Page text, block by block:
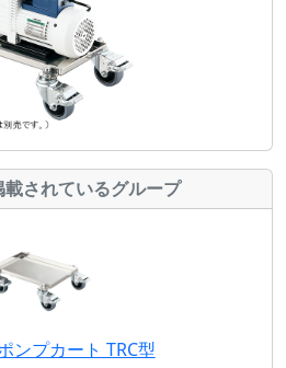
載されているグループ
ンプカート TRC型